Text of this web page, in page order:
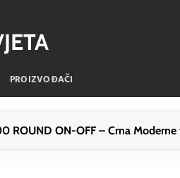
PROIZVOĐAČI